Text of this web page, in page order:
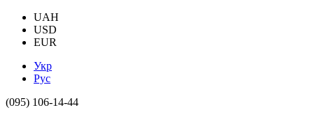
UAH
USD
EUR
Укр
Рус
(095) 106-14-44